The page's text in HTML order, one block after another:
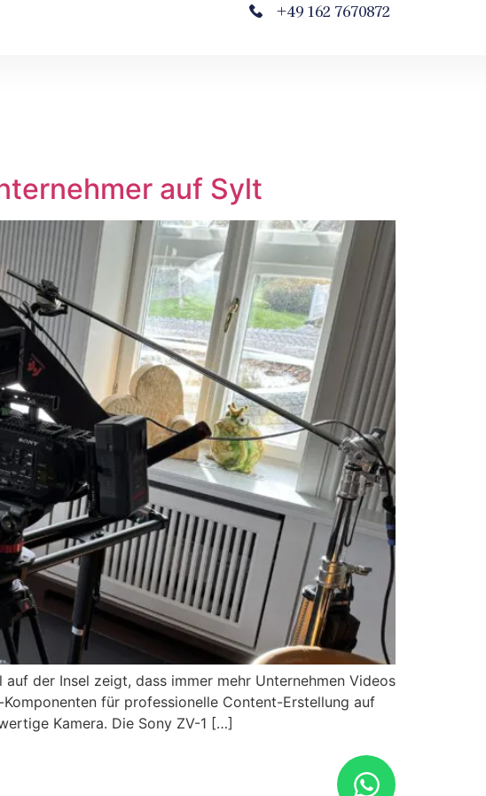
+49 162 7670872
auf Sylt
der Insel zeigt, dass immer mehr Unternehmen Videos
für professionelle Content-Erstellung auf
Kamera. Die Sony ZV-1 […]